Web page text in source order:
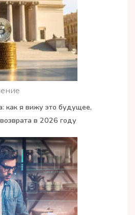
как я вижу это будущее,
в 2026 году